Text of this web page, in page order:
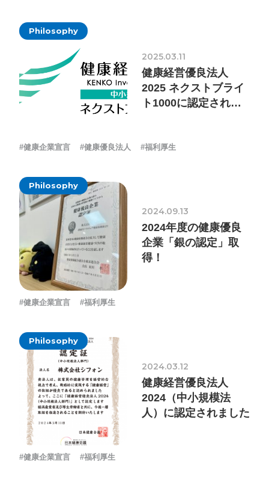
PM #制作進行・進行管理・ゲームPM
#完全に理解した
末年始 #採用 #採用向け #新卒 #新卒採用 #歓迎会
#看板 #社員紹介 #社長 #社長インタビュー
#第3の賃上げ #総務人事 #自社プロジェクト・
株式会社シフォン
〒101-0047
東京都千代田区内神田2-12-5 内山ビル 3F
GoogleMaps
プライバシーポリシー
ソーシャルメディアガイドライン
Philosophy
2025.03.11
健康経営優良法人
2025 ネクストブライ
ト1000に認定されま
#健康企業宣言 #健康優良法人 #福利厚生
Philosophy
2024.09.13
2024年度の健康優良
企業「銀の認定」取
得！
#健康企業宣言 #福利厚生
Philosophy
2024.03.12
健康経営優良法人
2024（中小規模法
人）に認定されました
#健康企業宣言 #福利厚生